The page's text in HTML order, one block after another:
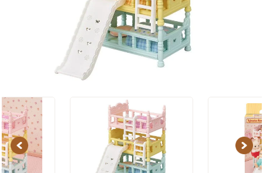
Previous Next